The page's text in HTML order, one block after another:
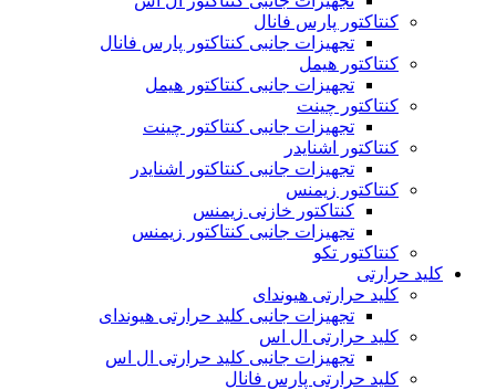
کنتاکتور پارس فانال
تجهیزات جانبی کنتاکتور پارس فانال
کنتاکتور هیمل
تجهیزات جانبی کنتاکتور هیمل
کنتاکتور چینت
تجهیزات جانبی کنتاکتور چینت
کنتاکتور اشنایدر
تجهیزات جانبی کنتاکتور اشنایدر
کنتاکتور زیمنس
کنتاکتور خازنی زیمنس
تجهیزات جانبی کنتاکتور زیمنس
کنتاکتور تکو
کلید حرارتی
کلید حرارتی هیوندای
تجهیزات جانبی کلید حرارتی هیوندای
کلید حرارتی ال اس
تجهیزات جانبی کلید حرارتی ال اس
کلید حرارتی پارس فانال